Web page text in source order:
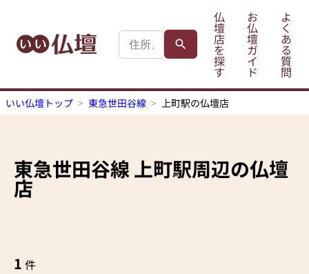
仏
壇
店
を
探
す
お
仏
壇
ガ
イ
ド
よ
く
あ
る
質
問
いい仏壇トップ 東急世田谷線 上町駅の仏壇店
東急世田谷線上町駅周辺の仏壇
店
1 件